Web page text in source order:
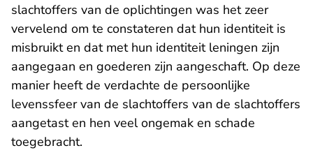
slachtoffers van de oplichtingen was het zeer
vervelend om te constateren dat hun identiteit is
misbruikt en dat met hun identiteit leningen zijn
aangegaan en goederen zijn aangeschaft. Op deze
manier heeft de verdachte de persoonlijke
levenssfeer van de slachtoffers van de slachtoffers
aangetast en hen veel ongemak en schade
toegebracht.